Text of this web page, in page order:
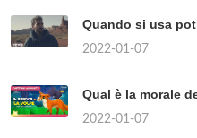
Quando si usa
2022-01-07
Qual è la morale
2022-01-07